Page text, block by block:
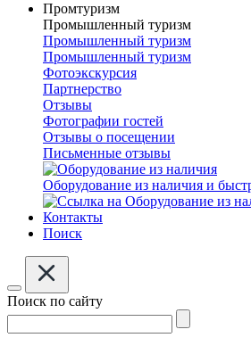
Промтуризм
Промышленный туризм
Промышленный туризм
Промышленный туризм
Фотоэкскурсия
Партнерство
Отзывы
Фотографии гостей
Отзывы о посещении
Письменные отзывы
Оборудование из наличия и
Контакты
Поиск
Поиск по сайту